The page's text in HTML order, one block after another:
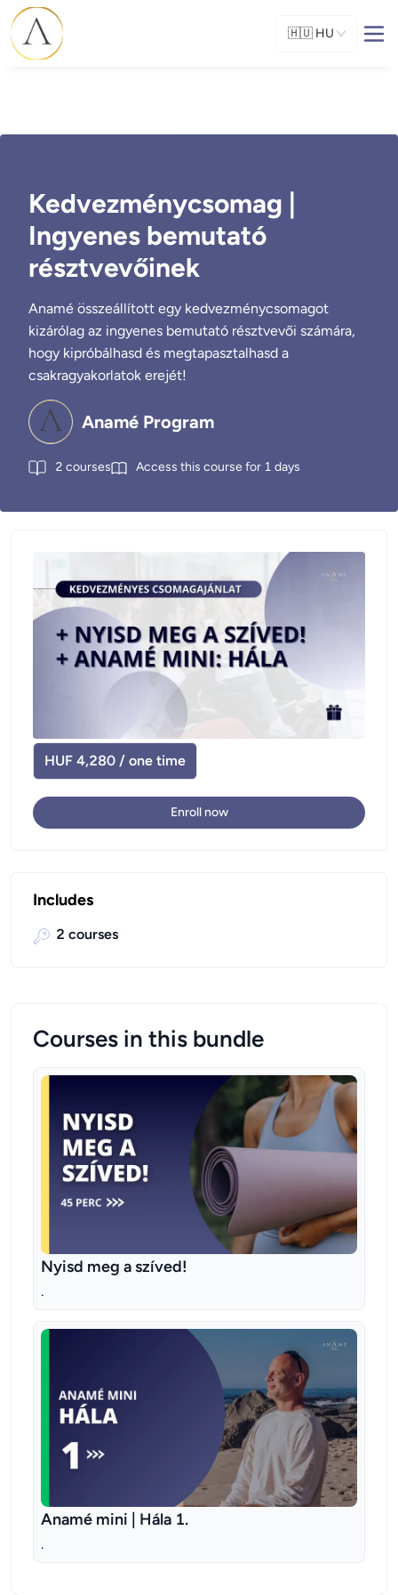
🇭🇺 HU
Kedvezménycsomag |
Ingyenes bemutató
résztvevőinek
Anamé összeállított egy kedvezménycsomagot
kizárólag az ingyenes bemutató résztvevői számára,
hogy kipróbálhasd és megtapasztalhasd a
csakragyakorlatok erejét!
Anamé Program
2 courses Access this course for 1 days
Courses in this bundle
Nyisd meg a szíved!
.
Anamé mini | Hála 1.
.
HUF 4,280 / one time
Enroll now
Includes
2 courses